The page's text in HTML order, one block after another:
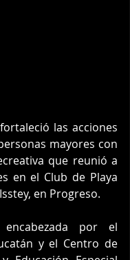
las acciones
mayores con
que reunió a
en el Club de Playa
en Progreso.
por el
y el Centro de